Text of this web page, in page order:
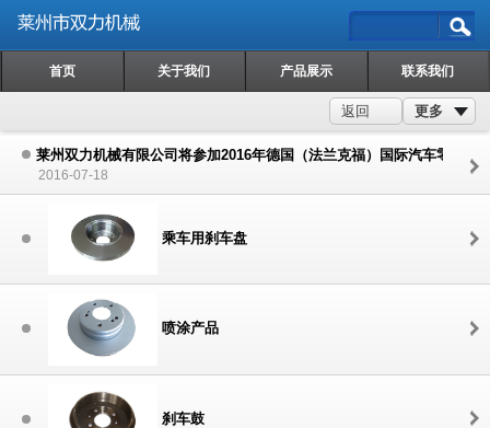
首页 关于我们 产品展示 联系我们
更多
返回
莱州双力机械有限公司将参加2016年德国（法兰克福）国际汽车零配件
2016-07-18
乘车用刹车盘
喷涂产品
刹车鼓